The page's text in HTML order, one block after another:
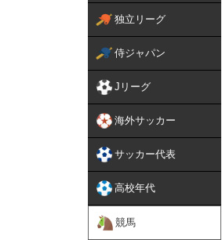
独立リーグ
侍ジャパン
Jリーグ
海外サッカー
サッカー代表
高校年代
競馬